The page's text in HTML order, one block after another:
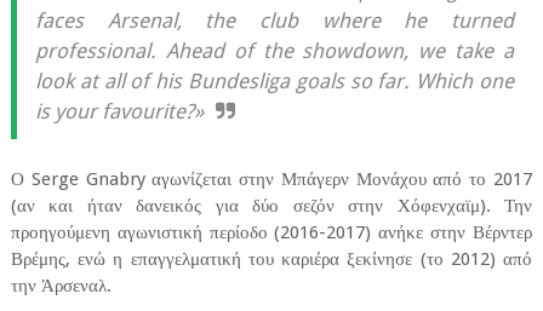
faces Arsenal, the club where he turned
professional. Ahead of the showdown, we take a
look at all of his Bundesliga goals so far. Which one
is your favourite?»
Ο Serge Gnabry αγωνίζεται στην Μπάγερν Μονάχου από το 2017
(αν και ήταν δανεικός για δύο σεζόν στην Χόφενχαϊμ). Την
προηγούμενη αγωνιστική περίοδο (2016-2017) ανήκε στην Βέρντερ
Βρέμης, ενώ η επαγγελματική του καριέρα ξεκίνησε (το 2012) από
την Άρσεναλ.